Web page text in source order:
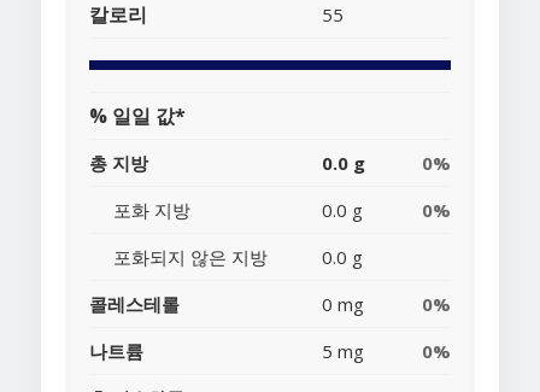
칼로리 55
% 일일 값*
총 지방 0.0 g
0%
포화 지방
0.0 g
0%
포화되지 않은 지방
0.0 g
콜레스테롤
0 mg
0%
나트륨
5 mg
0%